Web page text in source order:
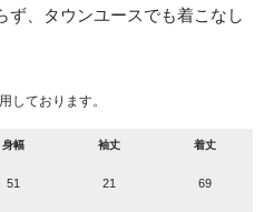
ず、タウンユースでも着こなし
しております。
身幅 袖丈 着丈
51 21 69